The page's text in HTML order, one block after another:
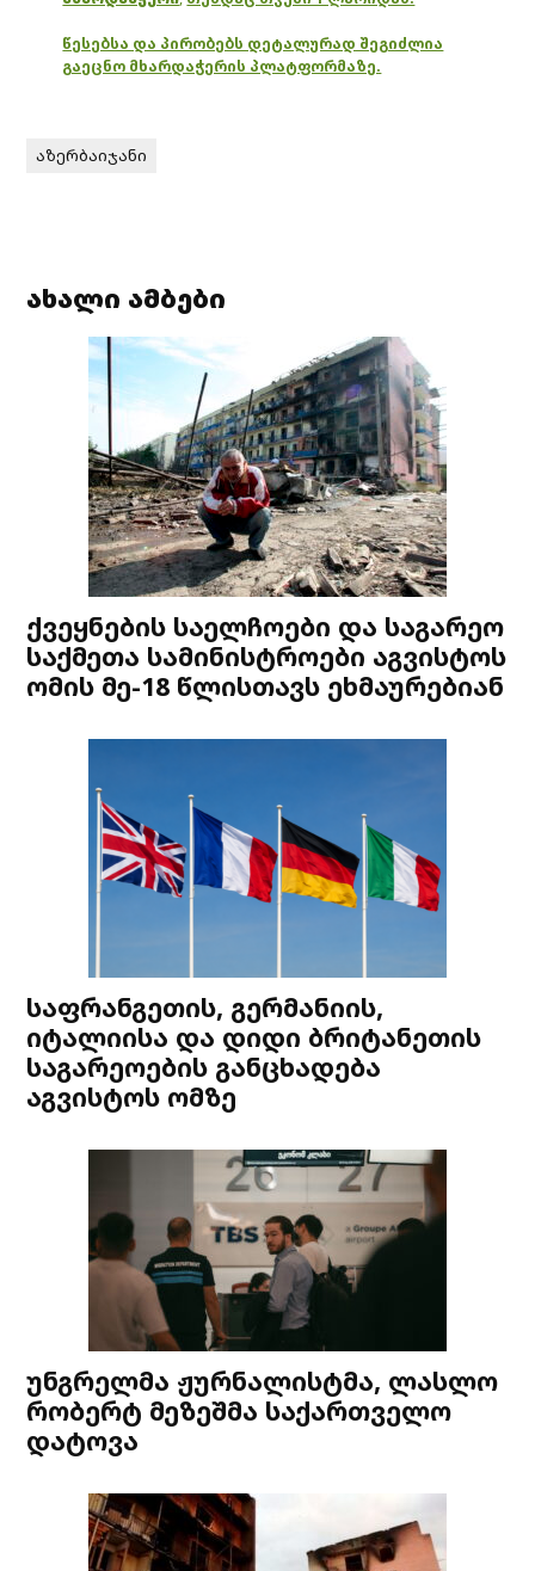
წესებსა და პირობებს დეტალურად შეგიძლია
გაეცნო მხარდაჭერის პლატფორმაზე.
აზერბაიჯანი
ახალი ამბები
ქვეყნების საელჩოები და საგარეო
საქმეთა სამინისტროები აგვისტოს
ომის მე-18 წლისთავს ეხმაურებიან
საფრანგეთის, გერმანიის,
იტალიისა და დიდი ბრიტანეთის
საგარეოების განცხადება
აგვისტოს ომზე
უნგრელმა ჟურნალისტმა, ლასლო
რობერტ მეზეშმა საქართველო
დატოვა